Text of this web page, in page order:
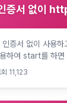
서 없이
서 없이 사용하
하여 start를 하면
11,123